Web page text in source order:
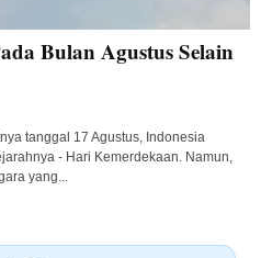
Bulan Agustus Selain
tanggal 17 Agustus, Indonesia
- Hari Kemerdekaan. Namun,
yang...